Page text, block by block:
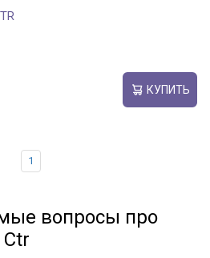
КУПИТЬ
1
вопросы про